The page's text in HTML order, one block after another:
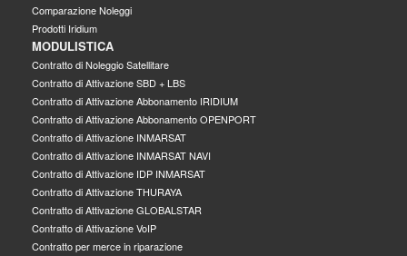
Comparazione Noleggi
Prodotti Iridium
MODULISTICA
Contratto di Noleggio Satellitare
Contratto di Attivazione SBD + LBS
Contratto di Attivazione Abbonamento IRIDIUM
Contratto di Attivazione Abbonamento OPENPORT
Contratto di Attivazione INMARSAT
Contratto di Attivazione INMARSAT NAVI
Contratto di Attivazione IDP INMARSAT
Contratto di Attivazione THURAYA
Contratto di Attivazione GLOBALSTAR
Contratto di Attivazione VoIP
Contratto per merce in riparazione